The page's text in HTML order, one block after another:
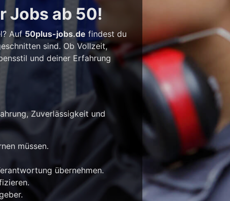
Jobs ab 50!
Auf50plus-jobs.de findest du
sind. Ob Vollzeit,
und deiner Erfahrung
Zuverlässigkeit und
müssen.
übernehmen.